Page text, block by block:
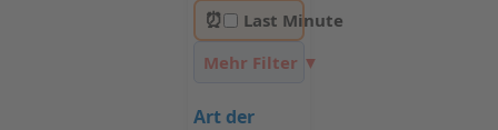
⏰
Last Minute
Mehr Filter ▼
Art der